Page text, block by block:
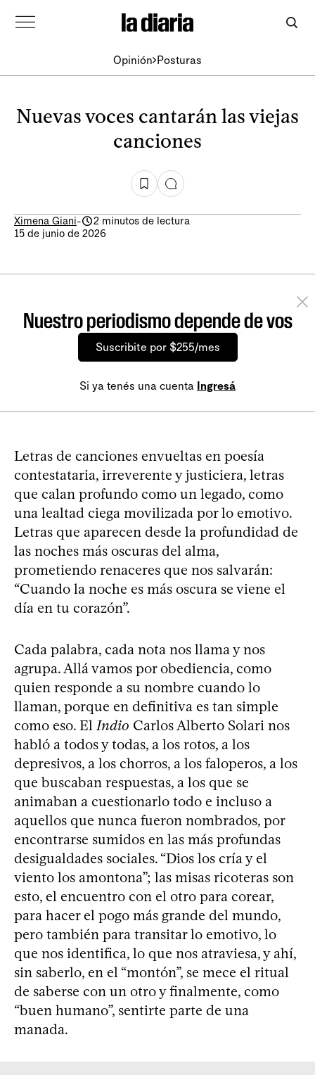
Opinión Posturas
Nuevas voces cantarán las viejas
canciones
Ximena Giani-
2 minutos de lectura
15 de junio de 2026
Nuestro periodismo depende de vos
Suscribite por $255/mes
Si ya tenés una cuenta Ingresá
Letras de canciones envueltas en poesía
contestataria, irreverente y justiciera, letras
que calan profundo como un legado, como
una lealtad ciega movilizada por lo emotivo.
Letras que aparecen desde la profundidad de
las noches más oscuras del alma,
prometiendo renaceres que nos salvarán:
“Cuando la noche es más oscura se viene el
día en tu corazón”.
Cada palabra, cada nota nos llama y nos
agrupa. Allá vamos por obediencia, como
quien responde a su nombre cuando lo
llaman, porque en definitiva es tan simple
como eso. ElIndio Carlos Alberto Solari nos
habló a todos y todas, a los rotos, a los
depresivos, a los chorros, a los faloperos, a los
que buscaban respuestas, a los que se
animaban a cuestionarlo todo e incluso a
aquellos que nunca fueron nombrados, por
encontrarse sumidos en las más profundas
desigualdades sociales. “Dios los cría y el
viento los amontona”; las misas ricoteras son
esto, el encuentro con el otro para corear,
para hacer el pogo más grande del mundo,
pero también para transitar lo emotivo, lo
que nos identifica, lo que nos atraviesa, y ahí,
sin saberlo, en el “montón”, se mece el ritual
de saberse con un otro y finalmente, como
“buen humano”, sentirte parte de una
manada.